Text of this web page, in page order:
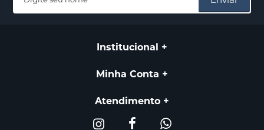
Institucional
Minha Conta
Atendimento